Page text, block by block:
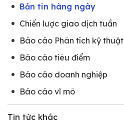
Bản tin hàng ngày
Chiến lược giao dịch tuần
Báo cáo Phân tích kỹ thuật
Báo cáo tiêu điểm
Báo cáo doanh nghiệp
Báo cáo vĩ mô
Tin tức khác